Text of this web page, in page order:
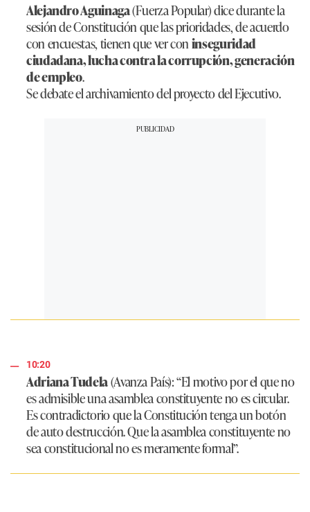
Alejandro Aguinaga(Fuerza Popular) dice durante la
sesión de Constitución que las prioridades, de acuerdo
con encuestas, tienen que ver coninseguridad
ciudadana, lucha contra la corrupción, generación
de empleo.
Se debate el archivamiento del proyecto del Ejecutivo.
10:20
Adriana Tudela(Avanza País):“El motivo por el que no
es admisible una asamblea constituyente no es circular.
Es contradictorio que la Constitución tenga un botón
de auto destrucción. Que la asamblea constituyente no
sea constitucional no es meramente formal”.